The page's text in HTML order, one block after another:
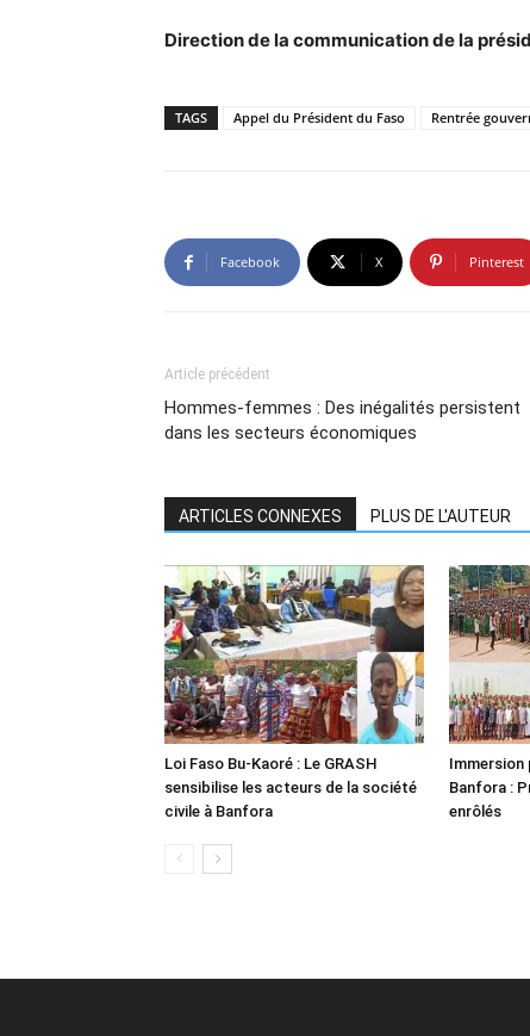
Direction de la communication de la
TAGS Appel du Président du Faso Rentrée
Facebook X Pinterest
Article précédent
Hommes-femmes : Des inégalités persistent
dans les secteurs économiques
ARTICLES CONNEXES PLUS DE L'AUTEUR
Loi Faso Bu-Kaoré : Le GRASH
sensibilise les acteurs de la société
civile à Banfora
Immersion
Banfora :
enrôlés